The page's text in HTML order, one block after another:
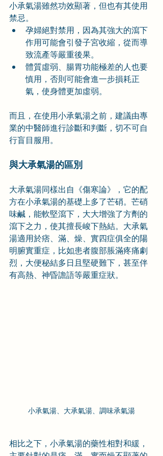
小承氣湯雖然功效顯著，但也有其使用
禁忌。
孕婦絕對禁用，因為其強大的瀉下
作用可能會引發子宮收縮，從而導
致流產等嚴重後果。
體質虛弱、腸胃功能極差的人也要
慎用，否則可能會進一步損耗正
氣，使身體更加虛弱。
而且，在使用小承氣湯之前，建議由專
業的中醫師進行診斷和判斷，切不可自
行盲目服用。
與大承氣湯的區別
大承氣湯同樣出自《傷寒論》，它的配
方在小承氣湯的基礎上多了芒硝。芒硝
味鹹，能軟堅瀉下，大大增強了方劑的
瀉下之力，使其擅長峻下熱結。大承氣
湯適用於痞、滿、燥、實四症俱全的陽
明腑實重症，比如患者腹部脹滿疼痛劇
烈，大便秘結多日且堅硬難下，甚至伴
有高熱、神昏譫語等嚴重症狀。
小承氣湯、大承氣湯、調味承氣湯
相比之下，小承氣湯的藥性相對和緩，